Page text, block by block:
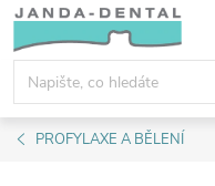
Přejít
obsah
PROFYLAXE A BĚLENÍ